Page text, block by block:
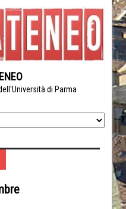
di Parma